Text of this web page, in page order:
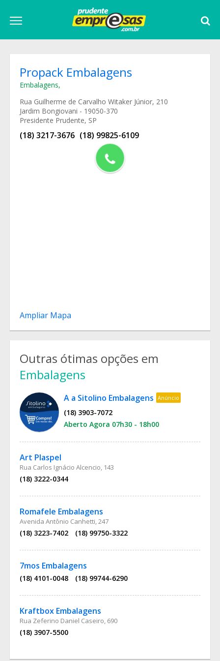
Propack Embalagens
Embalagens,
Rua Guilherme de Carvalho Witaker Júnior, 210
Jardim Bongiovani - 19050-370
Presidente Prudente, SP
(18) 3217-3676 (18) 99825-6109
Ampliar Mapa
Outras ótimas opções em
Embalagens
A a Sitolino Embalagens Anúncio
(18) 3903-7072
Aberto Agora 07h30 - 18h00
Art Plaspel
Rua Carlos Ignácio Alcencio, 143
(18) 3222-0344
Romafele Embalagens
Avenida Antônio Canhetti, 247
(18) 3223-7402 (18) 99750-3322
7mos Embalagens
(18) 4101-0048 (18) 99744-6290
Kraftbox Embalagens
Rua Zeferino Daniel Caseiro, 690
(18) 3907-5500